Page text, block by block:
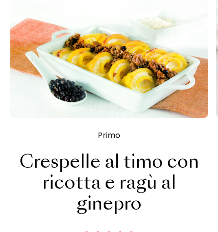
Primo
Crespelle al timo con
ricotta e ragù al
ginepro